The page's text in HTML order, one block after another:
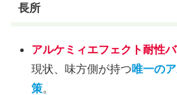
長所
アルケミィエフェクト耐性
現状、味方側が持つ唯一の
策。